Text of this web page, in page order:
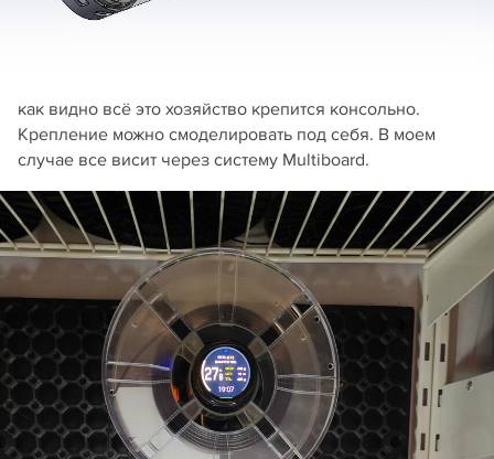
как видно всё это хозяйство крепится консольно.
Крепление можно смоделировать под себя. В моем
случае все висит через систему Multiboard.